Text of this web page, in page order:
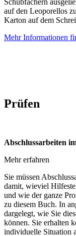
auf den Leoporellos
Karton auf dem
Mehr Informationen
Prüfen
Abschlussarbeiten
Mehr erfahren
Sie müssen
damit, wieviel
und wie der ganze
zu diesem Buch. In
dargelegt, wie Sie
können. Sie erhalten
individuelle Situation